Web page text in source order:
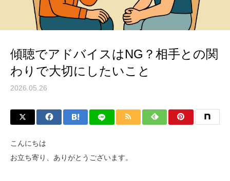
傾聴でアドバイスはNG？相手との関
わりで大切にしたいこと
2026.05.26
こんにちは
お立ち寄り、ありがとうございます。